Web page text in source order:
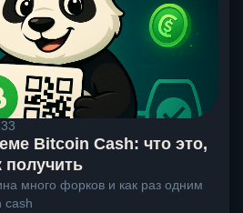
Bitcoin Cash: что это,
получить
много форков и как раз одним
cash